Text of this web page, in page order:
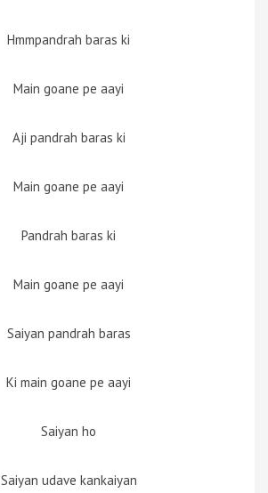
Hmmpandrah baras ki
Main goane pe aayi
Aji pandrah baras ki
Main goane pe aayi
Pandrah baras ki
Main goane pe aayi
Saiyan pandrah baras
Ki main goane pe aayi
Saiyan ho
Saiyan udave kankaiyan